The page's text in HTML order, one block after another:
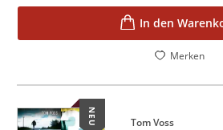
In den
Merken
NEU Tom Voss